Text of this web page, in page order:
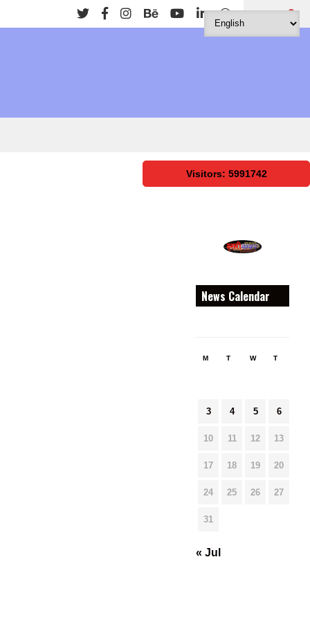
Visitors: 5991742
News Calendar
M T W T
3 4 5 6
10 11 12 13
17 18 19 20
24 25 26 27
31
« Jul